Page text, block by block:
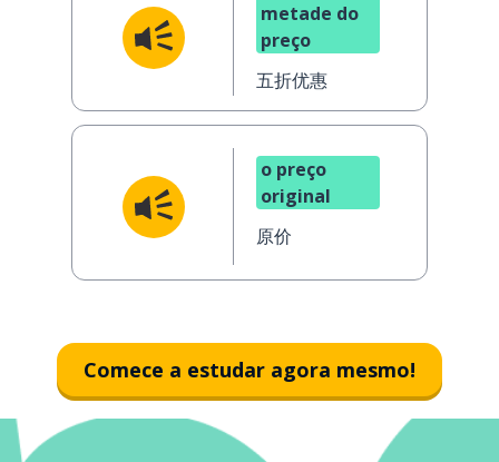
metade do
preço
五折优惠
o preço
original
原价
Comece a estudar agora mesmo!